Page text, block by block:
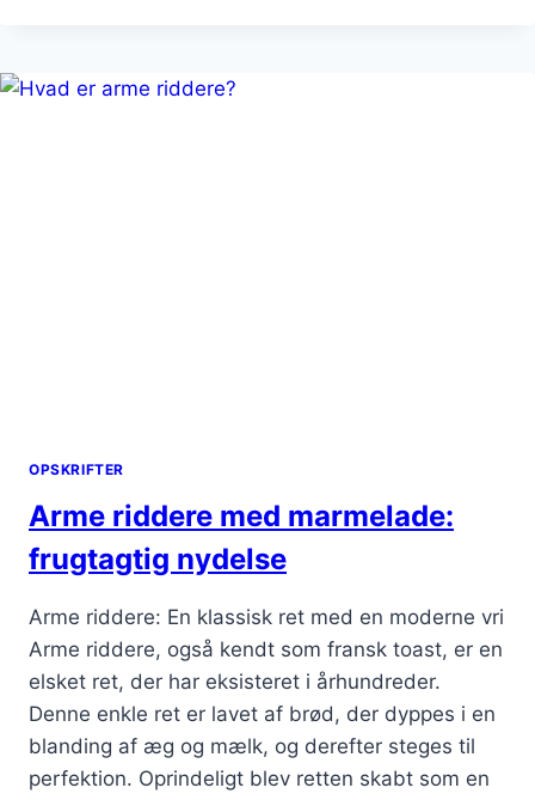
MUSCOVADOSUKKER
OPSKRIFTER
Arme riddere med marmelade:
frugtagtig nydelse
Arme riddere: En klassisk ret med en moderne vri
Arme riddere, også kendt som fransk toast, er en
elsket ret, der har eksisteret i århundreder.
Denne enkle ret er lavet af brød, der dyppes i en
blanding af æg og mælk, og derefter steges til
perfektion. Oprindeligt blev retten skabt som en